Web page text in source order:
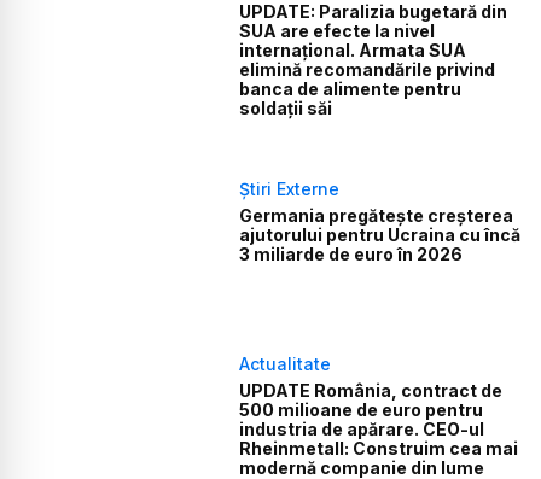
UPDATE: Paralizia bugetară din
SUA are efecte la nivel
internațional. Armata SUA
elimină recomandările privind
banca de alimente pentru
soldații săi
Știri Externe
Germania pregătește creșterea
ajutorului pentru Ucraina cu încă
3 miliarde de euro în 2026
Actualitate
UPDATE România, contract de
500 milioane de euro pentru
industria de apărare. CEO-ul
Rheinmetall: Construim cea mai
modernă companie din lume